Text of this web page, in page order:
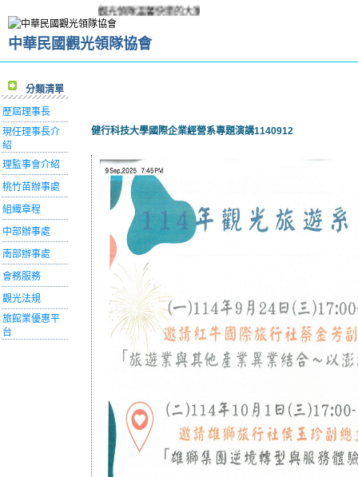
觀光領隊溫馨快樂的大家庭!
中華民國觀光領隊協會
分類清單
歷屆理事長
現任理事長介
紹
理監事會介紹
桃竹苗辦事處
組織章程
中部辦事處
南部辦事處
會務服務
觀光法規
旅館業優惠平
台
健行科技大學國際企業經營系專題演講1140912